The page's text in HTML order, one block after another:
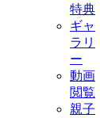
特典
ギャ
ラリ
ー
動画
閲覧
親子